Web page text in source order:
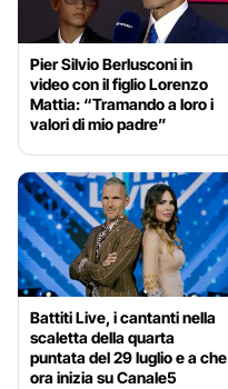
Pier Silvio Berlusconi in
video con il figlio Lorenzo
Mattia: “Tramando a loro i
valori di mio padre”
Battiti Live, i cantanti nella
scaletta della quarta
puntata del 29 luglio e a che
ora inizia su Canale5